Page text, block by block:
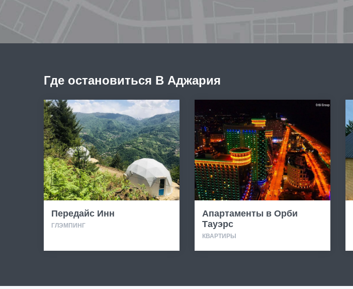
Где остановиться В Аджария
Передайс Инн
ГЛЭМПИНГ
Апартаменты в Орби
Тауэрс
КВАРТИРЫ